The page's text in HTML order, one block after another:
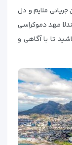
ملایم و دل‌
مهد دموکراسی
تا با آگاهی و